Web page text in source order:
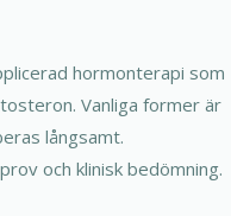
hormonterapi som
Vanliga former är
långsamt.
och klinisk bedömning.